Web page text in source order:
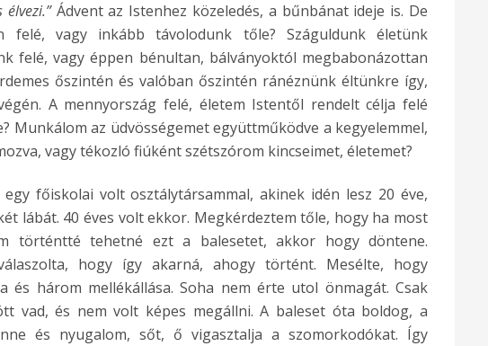
Ádvent az Istenhez közeledés, a bűnbánat ideje is. De
felé, vagy inkább távolodunk tőle? Száguldunk életünk
felé, vagy éppen bénultan, bálványoktól megbabonázottan
őszintén és valóban őszintén ránéznünk éltünkre így,
A mennyország felé, életem Istentől rendelt célja felé
Munkálom az üdvösségemet együttműködve a kegyelemmel,
vagy tékozló fiúként szétszórom kincseimet, életemet?
főiskolai volt osztálytársammal, akinek idén lesz 20 éve,
lábát. 40 éves volt ekkor. Megkérdeztem tőle, hogy ha most
történtté tehetné ezt a balesetet, akkor hogy döntene.
hogy így akarná, ahogy történt. Mesélte, hogy
és három mellékállása. Soha nem érte utol önmagát. Csak
vad, és nem volt képes megállni. A baleset óta boldog, a
és nyugalom, sőt, ő vigasztalja a szomorkodókat. Így